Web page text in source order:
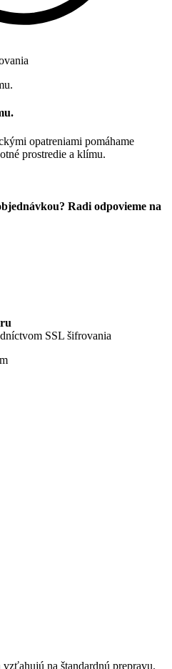
opatreniami pomáhame
prostredie a klímu.
Radi odpovieme na
SSL šifrovania
na štandardnú prepravu.